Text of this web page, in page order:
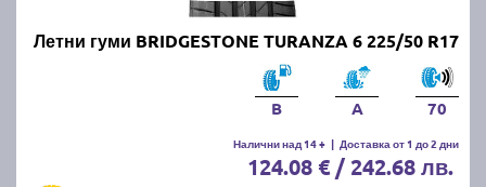
Летни гуми BRIDGESTONE TURANZA 6 225/50 R17
B A 70
Налични над 14 + | Доставка от 1 до 2 дни
124.08 € / 242.68 лв.